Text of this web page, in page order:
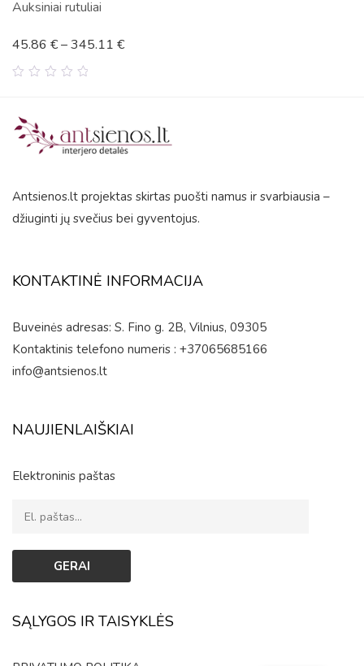
€
Antsienos.lt projektas skirtas puošti namus ir svarbiausia –
džiuginti jų svečius bei gyventojus.
KONTAKTINĖ INFORMACIJA
Buveinės adresas: S. Fino g. 2B, Vilnius, 09305
Kontaktinis telefono numeris : +37065685166
info@antsienos.lt
NAUJIENLAIŠKIAI
Elektroninis paštas
SĄLYGOS IR TAISYKLĖS